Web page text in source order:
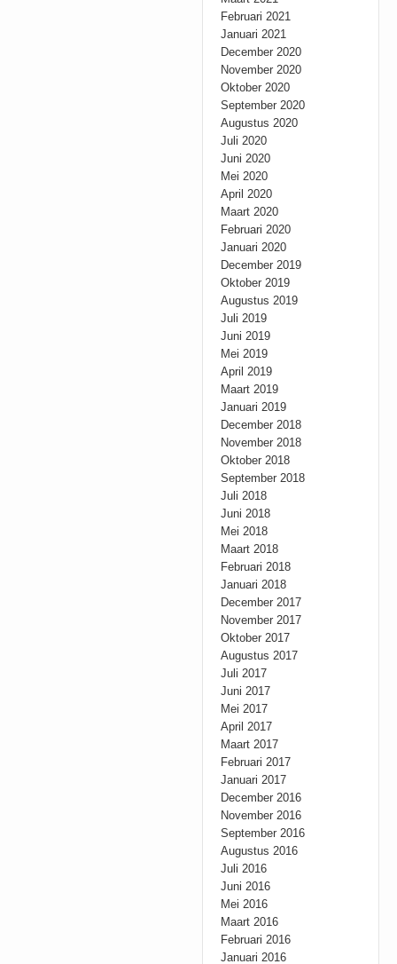
Februari 2021
Januari 2021
December 2020
November 2020
Oktober 2020
September 2020
Augustus 2020
Juli 2020
Juni 2020
Mei 2020
April 2020
Maart 2020
Februari 2020
Januari 2020
December 2019
Oktober 2019
Augustus 2019
Juli 2019
Juni 2019
Mei 2019
April 2019
Maart 2019
Januari 2019
December 2018
November 2018
Oktober 2018
September 2018
Juli 2018
Juni 2018
Mei 2018
Maart 2018
Februari 2018
Januari 2018
December 2017
November 2017
Oktober 2017
Augustus 2017
Juli 2017
Juni 2017
Mei 2017
April 2017
Maart 2017
Februari 2017
Januari 2017
December 2016
November 2016
September 2016
Augustus 2016
Juli 2016
Juni 2016
Mei 2016
Maart 2016
Februari 2016
Januari 2016